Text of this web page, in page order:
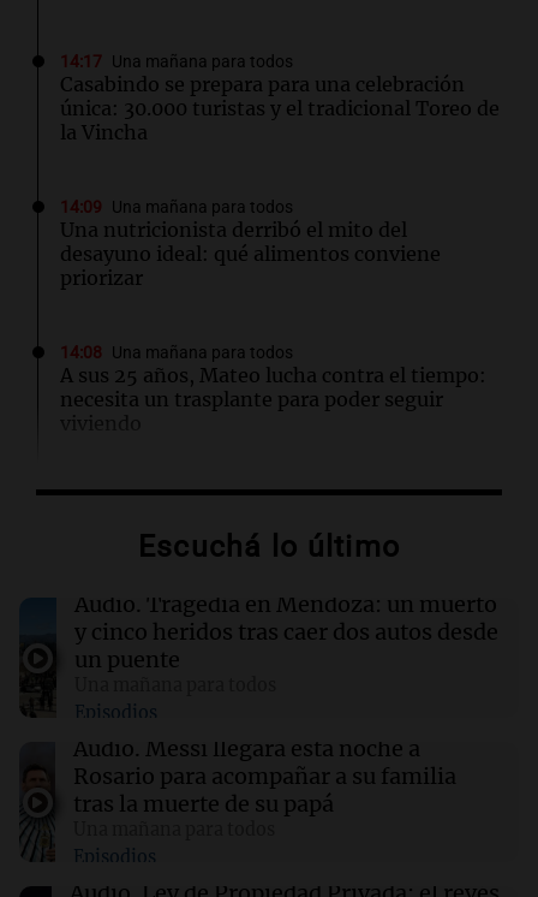
14:17 Una mañana para todos
Casabindo se prepara para una celebración
única: 30.000 turistas y el tradicional Toreo de
la Vincha
14:09 Una mañana para todos
Una nutricionista derribó el mito del
desayuno ideal: qué alimentos conviene
priorizar
14:08 Una mañana para todos
A sus 25 años, Mateo lucha contra el tiempo:
necesita un trasplante para poder seguir
13:57 Una mañana para todos
heridos tras caer dos autos desde un puente
Sociedad
“Santa Fe te abraza”: el mensaje de Pullaro
tras la muerte de Jorge Messi
13:31 Una mañana para todos
Messi llegará esta noche a Rosario para
acompañar a su familia tras la muerte de su
papá
13:20 Sociedad
Escuchá lo último
Audio. Tragedia en Mendoza: un muerto
y cinco heridos tras caer dos autos desde
un puente
Episodios
Audio. Messi llegará esta noche a
Rosario para acompañar a su familia
tras la muerte de su papá
Episodios